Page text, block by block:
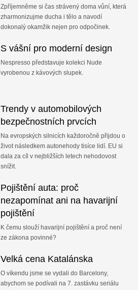
Zpříjemněme si čas strávený doma vůní, která
zharmonizujme ducha i tělo a navodí
dokonalý okamžik nejen pro odpočinek.
S vášní pro moderní design
Nespresso představuje kolekci Nude
vyrobenou z kávových slupek.
Trendy v automobilových
bezpečnostních prvcích
Na evropských silnicích každoročně přijdou o
život následkem autonehody tisíce lidí. EU si
dala za cíl v nejbližších letech nehodovost
snížit.
Pojištění auta: proč
nezapomínat ani na havarijní
pojištění
K čemu slouží havarijní pojištění a proč není
ze zákona povinné?
Velká cena Katalánska
O víkendu jsme se vydali do Barcelony,
abychom se podívali na 7. zastávku seriálu